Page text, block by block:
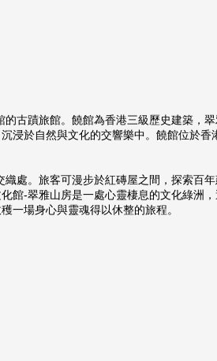
古蹟旅館。饒館為香港三級歷史建築，
浸於自然與文化的交響樂中。饒館位於香
處。旅客可漫步於紅磚屋之間，探索百
館-翠雅山房是一處心靈棲息的文化綠洲
一場身心與靈魂得以休整的旅程。